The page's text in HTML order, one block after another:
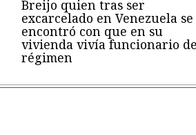
Breijo quien tras ser
excarcelado en Venezuela se
encontró con que en su
vivienda vivía funcionario
régimen